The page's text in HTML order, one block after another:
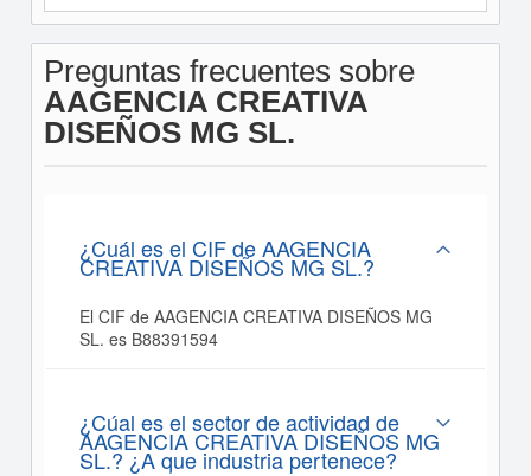
Preguntas frecuentes sobre
AAGENCIA CREATIVA
DISEÑOS MG SL.
¿Cuál es el CIF de AAGENCIA
CREATIVA DISEÑOS MG SL.?
El CIF de AAGENCIA CREATIVA DISEÑOS MG
SL. es B88391594
¿Cúal es el sector de actividad de
AAGENCIA CREATIVA DISEÑOS MG
SL.? ¿A que industria pertenece?